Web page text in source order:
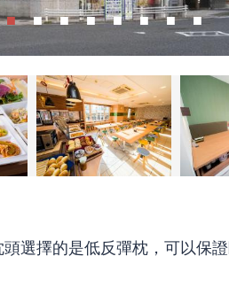
選擇的是低反彈枕，可以保